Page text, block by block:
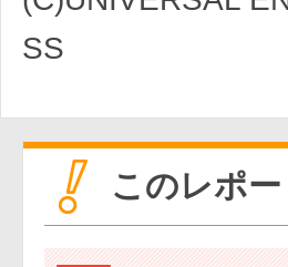
SS
このレポ